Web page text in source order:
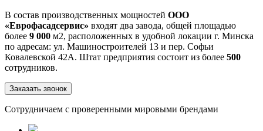
В состав производственных мощностей ООО
«Еврофасадсервис» входят два завода, общей площадью
более 9 000 м2, расположенных в удобной локации г. Минска
по адресам: ул. Машиностроителей 13 и пер. Софьи
Ковалевской 42А. Штат предприятия состоит из более 500
сотрудников.
Заказать звонок
Сотрудничаем с проверенными мировыми брендами